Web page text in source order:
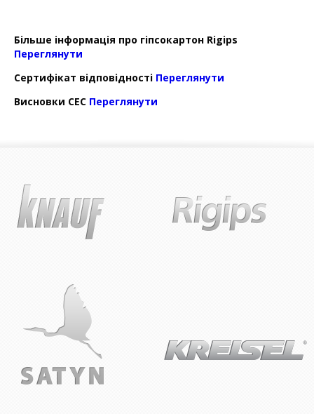
Більше інформація про гіпсокартон Rigips
Переглянути
Сертифікат відповідності Переглянути
Висновки СЕС Переглянути